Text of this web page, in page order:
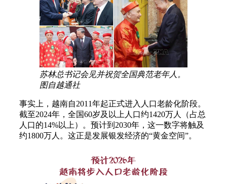
苏林总书记会见并祝贺全国典范老年人。
图自越通社
事实上，越南自2011年起正式进入人口老龄化阶段。
截至2024年，全国60岁及以上人口约1420万人（占总
人口的14%以上）。预计到2030年，这一数字将触及
约1800万人。这正是发展银发经济的“黄金空间”。